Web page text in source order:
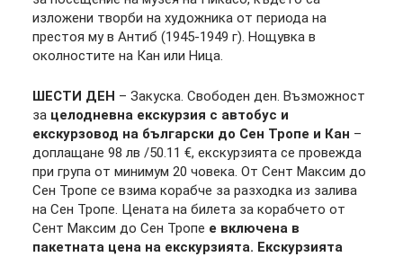
изложени творби на художника от периода на
престоя му в Антиб (1945-1949 г). Нощувка в
околностите на Кан или Ница.
ШЕСТИ ДЕН – Закуска. Свободен ден. Възможност
за целодневна екскурзия с автобус и
екскурзовод на български до Сен Тропе и Кан –
доплащане 98 лв /50.11 €, екскурзията се провежда
при група от минимум 20 човека. От Сент Максим до
Сен Тропе се взима корабче за разходка из залива
на Сен Тропе. Цената на билета за корабчето от
Сент Максим до Сен Тропе е включена в
пакетната цена на екскурзията. Екскурзията